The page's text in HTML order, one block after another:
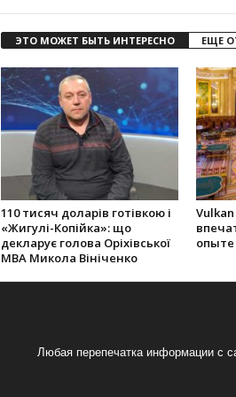
ЭТО МОЖЕТ БЫТЬ ИНТЕРЕСНО ЕЩЕ
110 тисяч доларів готівкою і
«Жигулі-Копійка»: що
декларує голова Оріхівської
МВА Микола Вініченко
опыте
Любая перепечатка информации с